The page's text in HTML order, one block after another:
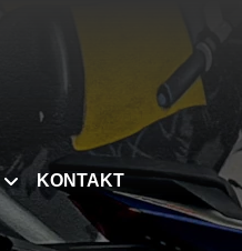
KONTAKT